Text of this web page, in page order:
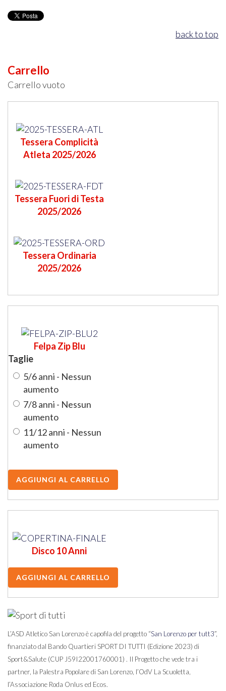
back to top
Carrello
Carrello vuoto
Tessera Complicità
Atleta 2025/2026
Tessera Fuori di Testa
2025/2026
Tessera Ordinaria
2025/2026
Felpa Zip Blu
Taglie
5/6 anni - Nessun
aumento
7/8 anni - Nessun
aumento
11/12 anni - Nessun
aumento
Disco 10 Anni
L’ASD Atletico San Lorenzo è capofila del progetto “San Lorenzo per tutt3”,
finanziato dal Bando Quartieri SPORT DI TUTTI (Edizione 2023) di
Sport&Salute (CUP J59I22001760001) . Il Progetto che vede tra i
partner, la Palestra Popolare di San Lorenzo, l’OdV La Scuoletta,
l’Associazione Roda Onlus ed Ecos.